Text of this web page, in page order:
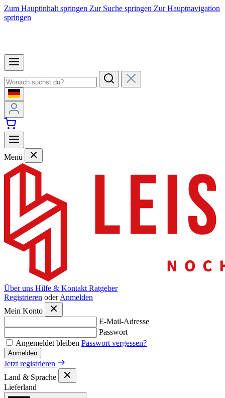
Zum Hauptinhalt springen Zur Suche springen Zur Hauptnavigation
springen
Menü
Über uns Hilfe & Kontakt Ratgeber
Registrieren oder Anmelden
Mein Konto
E-Mail-Adresse
Passwort
Angemeldet bleiben Passwort vergessen?
Anmelden
Jetzt registrieren
Land & Sprache
Lieferland